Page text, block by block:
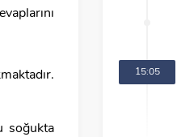
soğukta
15:05